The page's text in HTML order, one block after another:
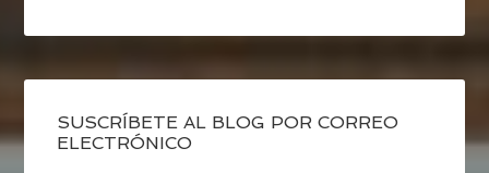
SUSCRÍBETE AL BLOG POR CORREO
ELECTRÓNICO